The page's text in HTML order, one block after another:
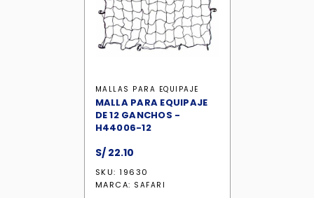
MALLAS PARA EQUIPAJE
MALLA PARA EQUIPAJE
DE 12 GANCHOS -
H44006-12
S/22.10
SKU: 19630
MARCA: SAFARI